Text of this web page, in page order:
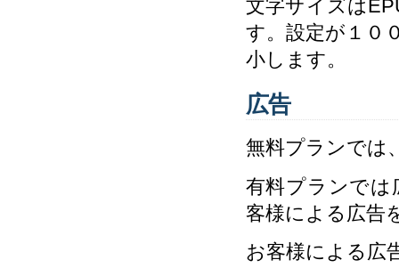
文字サイズは
す。設定が１０
小します。
広告
無料プランでは
有料プランでは
客様による広告
お客様による広